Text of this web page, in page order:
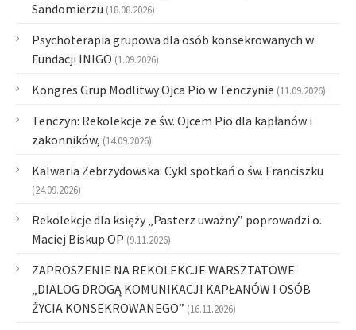
Sandomierzu (18.08.2026)
Psychoterapia grupowa dla osób konsekrowanych w
Fundacji INIGO (1.09.2026)
Kongres Grup Modlitwy Ojca Pio w Tenczynie (11.09.2026)
Tenczyn: Rekolekcje ze św. Ojcem Pio dla kapłanów i
zakonników, (14.09.2026)
Kalwaria Zebrzydowska: Cykl spotkań o św. Franciszku
(24.09.2026)
Rekolekcje dla księży „Pasterz uważny” poprowadzi o.
Maciej Biskup OP (9.11.2026)
ZAPROSZENIE NA REKOLEKCJE WARSZTATOWE
„DIALOG DROGĄ KOMUNIKACJI KAPŁANÓW I OSÓB
ŻYCIA KONSEKROWANEGO” (16.11.2026)